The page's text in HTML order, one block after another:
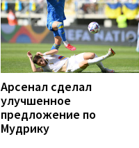
Арсенал сделал
улучшенное
предложение по
Мудрику